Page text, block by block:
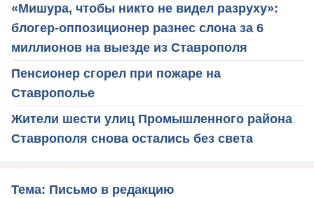
«Мишура, чтобы никто не видел разруху»:
блогер-оппозиционер разнес слона за 6
миллионов на выезде из Ставрополя
Пенсионер сгорел при пожаре на
Ставрополье
Жители шести улиц Промышленного района
Ставрополя снова остались без света
Тема: Письмо в редакцию